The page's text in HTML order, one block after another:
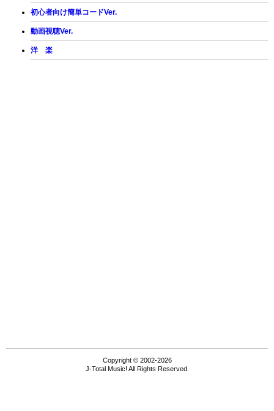
初心者向け簡単コードVer.
動画視聴Ver.
洋 楽
Copyright © 2002-2026
J-Total Music! All Rights Reserved.